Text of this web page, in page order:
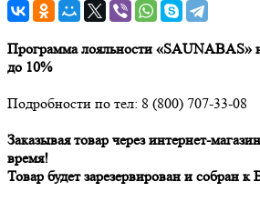
Программа лояльности «SAUNABAS»
до 10%
Подробности по тел: 8 (800) 707-33-08
Заказывая товар через интернет-
время!
Товар будет зарезервирован и собран